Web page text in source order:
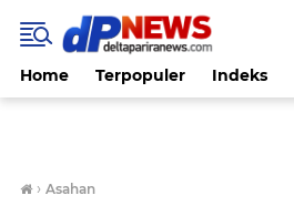
Home Terpopuler Indeks
› Asahan